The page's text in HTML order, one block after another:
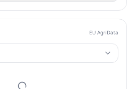
EU AgriData